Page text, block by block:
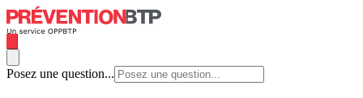
Posez une question...